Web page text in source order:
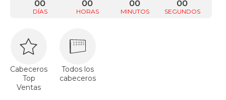
DÍAS
00
HORAS
00
MINUTOS
00
SEGUNDOS
00
Cabeceros
Top
Ventas
Todos los
cabeceros